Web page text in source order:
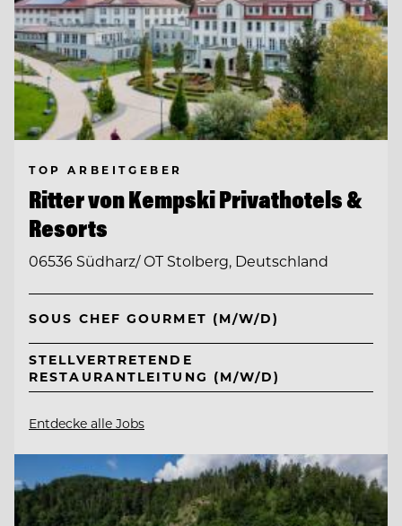
TOP ARBEITGEBER
Ritter von Kempski Privathotels &
Resorts
06536 Südharz/ OT Stolberg, Deutschland
SOUS CHEF GOURMET (M/W/D)
STELLVERTRETENDE
RESTAURANTLEITUNG (M/W/D)
Entdecke alle Jobs